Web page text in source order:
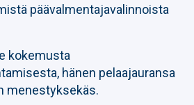
päävalmentajavalinnoista
kokemusta
hänen pelaajauransa
menestyksekäs.